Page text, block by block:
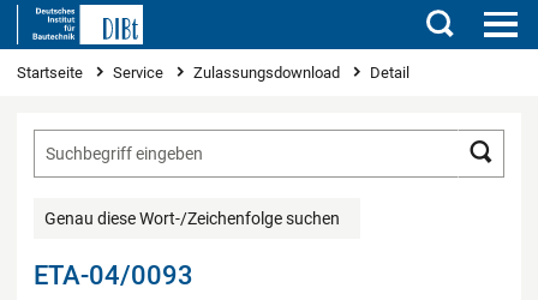
Suchen
Sie sind hier
Startseite Service Zulassungsdownload Detail
Genau diese Wort-/Zeichenfolge suchen
ETA-04/0093